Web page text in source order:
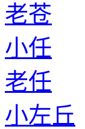
老苍
小任
老任
小左丘